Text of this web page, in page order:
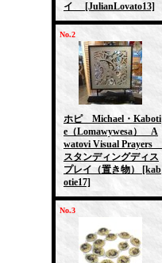
イ
[JulianLovato13]
No.2
ホピ Michael・Kaboti
e（Lomawywesa） A
watovi Visual Prayers
スタンディングディス
プレイ（置き物）
[kab
otie17]
No.3